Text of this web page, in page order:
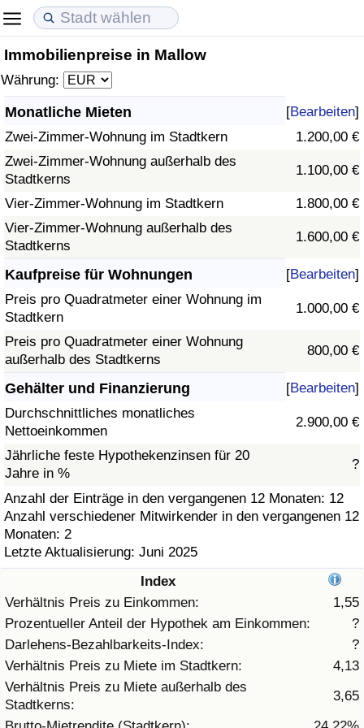
Immobilienpreise in Mallow
Währung:
Monatliche Mieten [Bearbeiten]
Zwei-Zimmer-Wohnung im Stadtkern
1.200,00 €
Zwei-Zimmer-Wohnung außerhalb des
Stadtkerns
1.100,00 €
Vier-Zimmer-Wohnung im Stadtkern
1.800,00 €
Vier-Zimmer-Wohnung außerhalb des
Stadtkerns
1.600,00 €
Kaufpreise für Wohnungen [Bearbeiten]
Preis pro Quadratmeter einer Wohnung im
Stadtkern
1.000,00 €
Preis pro Quadratmeter einer Wohnung
außerhalb des Stadtkerns
800,00 €
Gehälter und Finanzierung [Bearbeiten]
Durchschnittliches monatliches
Nettoeinkommen
2.900,00 €
Jährliche feste Hypothekenzinsen für 20
Jahre in %
?
Anzahl der Einträge in den vergangenen 12 Monaten: 12
Anzahl verschiedener Mitwirkender in den vergangenen 12
Monaten: 2
Letzte Aktualisierung: Juni 2025
Index
Verhältnis Preis zu Einkommen:
1,55
Prozentueller Anteil der Hypothek am Einkommen:
?
Darlehens-Bezahlbarkeits-Index:
?
Verhältnis Preis zu Miete im Stadtkern:
4,13
Verhältnis Preis zu Miete außerhalb des
Stadtkerns:
3,65
Lebenshaltungskosten
Lebenshaltungskosten-Index (aktuell)
Lebenshaltungskosten-Index
Lebenshaltungskosten-Index nach Land
in Akaba
Immobilienpreise
Immobilienpreis-Index (aktuell)
Immobilienpreis-Index
Immobilienpreis-Index nach Land
Lebensqualität
Lebensqualität-Index
Lebensqualität-Index (aktuell)
Lebensqualitätsindex nach Land
Kriminalität
Kriminalitäts-Index (aktuell)
Kriminalitäts-Index
Kriminalitätsindex nach Land
Gesundheitsversorgung
Gesundheitsversorgungs-Index (aktuell)
Gesundheitsversorgungs-Index
Gesundheitsversorgungs-Index nach Land
Umweltverschmutzung
Umweltverschmutzungs-Index (aktuell)
Verschmutzungsindex
Umweltverschmutzungs-Index nach Land
Verkehr